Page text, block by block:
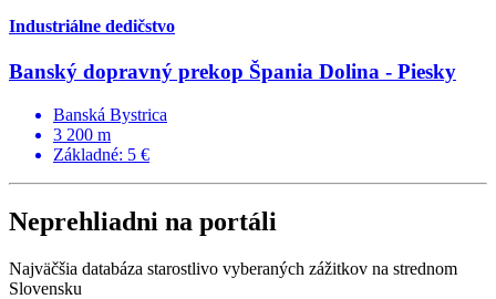
Industriálne dedičstvo
Banský dopravný prekop Špania Dolina - Piesky
Banská Bystrica
3 200 m
Základné: 5 €
Neprehliadni na portáli
Najväčšia databáza starostlivo vyberaných zážitkov na strednom
Slovensku